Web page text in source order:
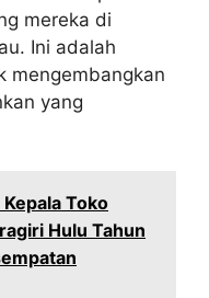
mereka di
Ini adalah
mengembangkan
yang
Toko
Hulu Tahun